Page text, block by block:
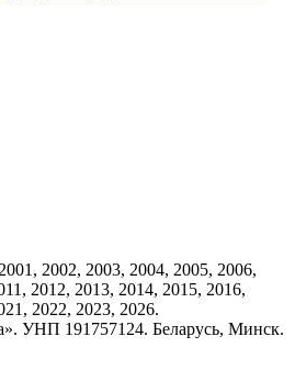
2002, 2003, 2004, 2005, 2006,
2012, 2013, 2014, 2015, 2016,
2022, 2023, 2026.
УНП 191757124. Беларусь, Минск.